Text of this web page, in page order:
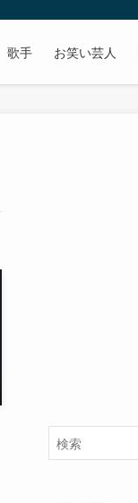
歌手 お笑い芸人